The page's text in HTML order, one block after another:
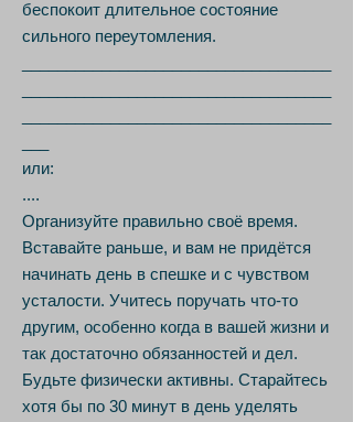
беспокоит длительное состояние
сильного переутомления.
или:
....
Организуйте правильно своё время.
Вставайте раньше, и вам не придётся
начинать день в спешке и с чувством
усталости. Учитесь поручать что-то
другим, особенно когда в вашей жизни и
так достаточно обязанностей и дел.
Будьте физически активны. Старайтесь
хотя бы по 30 минут в день уделять